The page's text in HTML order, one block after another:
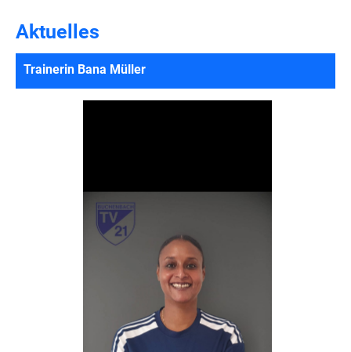
Aktuelles
Trainerin Bana Müller